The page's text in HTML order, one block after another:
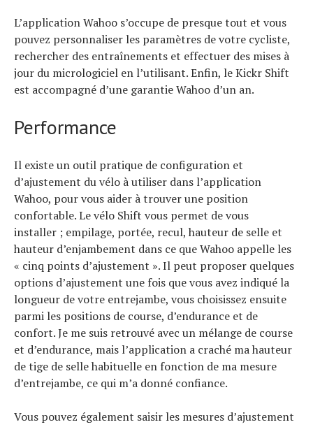
L’application Wahoo s’occupe de presque tout et vous
pouvez personnaliser les paramètres de votre cycliste,
rechercher des entraînements et effectuer des mises à
jour du micrologiciel en l’utilisant. Enfin, le Kickr Shift
est accompagné d’une garantie Wahoo d’un an.
Performance
Il existe un outil pratique de configuration et
d’ajustement du vélo à utiliser dans l’application
Wahoo, pour vous aider à trouver une position
confortable. Le vélo Shift vous permet de vous
installer ; empilage, portée, recul, hauteur de selle et
hauteur d’enjambement dans ce que Wahoo appelle les
« cinq points d’ajustement ». Il peut proposer quelques
options d’ajustement une fois que vous avez indiqué la
longueur de votre entrejambe, vous choisissez ensuite
parmi les positions de course, d’endurance et de
confort. Je me suis retrouvé avec un mélange de course
et d’endurance, mais l’application a craché ma hauteur
de tige de selle habituelle en fonction de ma mesure
d’entrejambe, ce qui m’a donné confiance.
Vous pouvez également saisir les mesures d’ajustement